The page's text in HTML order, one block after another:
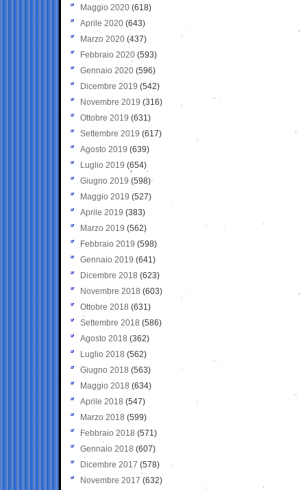
Maggio 2020 (618)
Aprile 2020 (643)
Marzo 2020 (437)
Febbraio 2020 (593)
Gennaio 2020 (596)
Dicembre 2019 (542)
Novembre 2019 (316)
Ottobre 2019 (631)
Settembre 2019 (617)
Agosto 2019 (639)
Luglio 2019 (654)
Giugno 2019 (598)
Maggio 2019 (527)
Aprile 2019 (383)
Marzo 2019 (562)
Febbraio 2019 (598)
Gennaio 2019 (641)
Dicembre 2018 (623)
Novembre 2018 (603)
Ottobre 2018 (631)
Settembre 2018 (586)
Agosto 2018 (362)
Luglio 2018 (562)
Giugno 2018 (563)
Maggio 2018 (634)
Aprile 2018 (547)
Marzo 2018 (599)
Febbraio 2018 (571)
Gennaio 2018 (607)
Dicembre 2017 (578)
Novembre 2017 (632)